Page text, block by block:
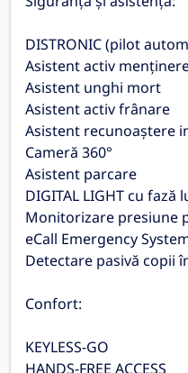
DISTRONIC (pilot
Asistent activ
Asistent unghi mort
Asistent activ frânare
Asistent recunoaștere
Cameră 360°
Asistent parcare
DIGITAL LIGHT cu fază
Monitorizare presiune
eCall Emergency
Detectare pasivă copii
Confort:
KEYLESS-GO
HANDS-FREE ACCESS